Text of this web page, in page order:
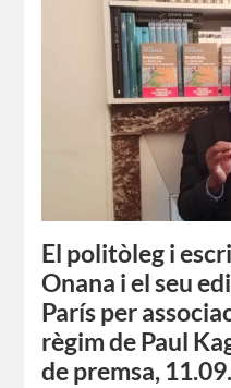
El politòleg i
Onana i el seu
París per
règim de Paul
de premsa,